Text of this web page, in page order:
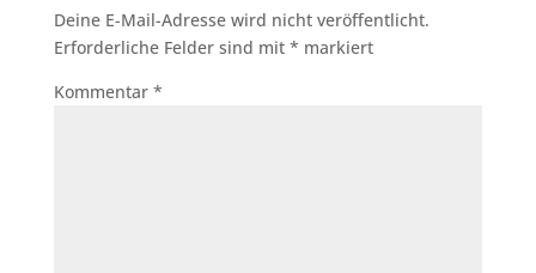
Deine E-Mail-Adresse wird nicht veröffentlicht.
Erforderliche Felder sind mit * markiert
Kommentar *